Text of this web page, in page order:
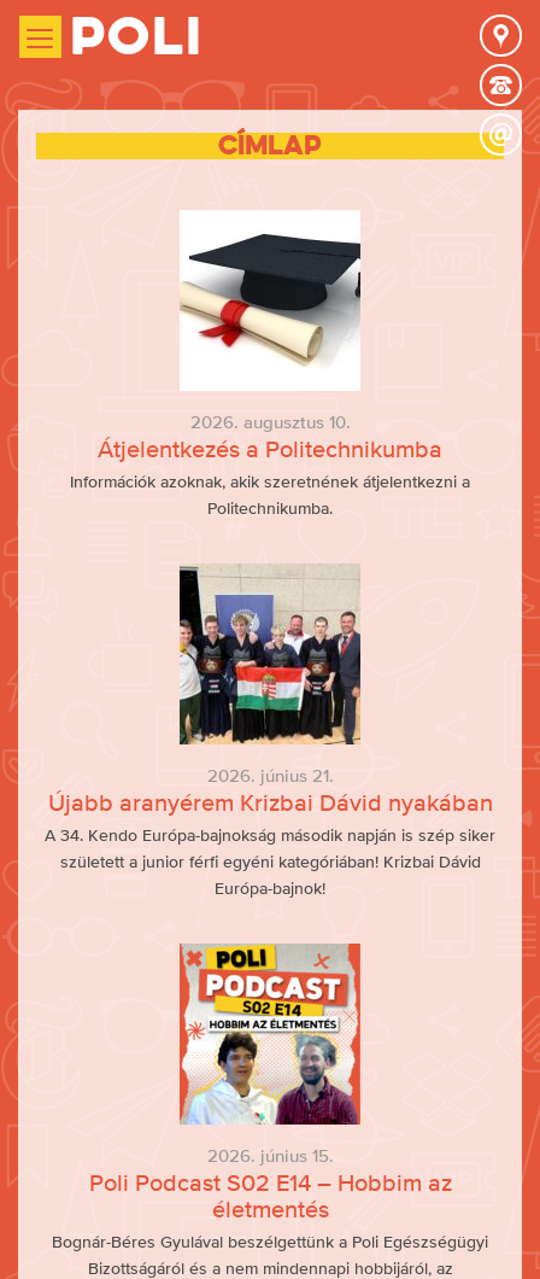
Poli
Címlap
2026. augusztus 10.
Átjelentkezés a Politechnikumba
Információk azoknak, akik szeretnének átjelentkezni a
Politechnikumba.
2026. június 21.
Újabb aranyérem Krizbai Dávid nyakában
A 34. Kendo Európa-bajnokság második napján is szép siker
született a junior férfi egyéni kategóriában! Krizbai Dávid
Európa-bajnok!
2026. június 15.
Poli Podcast S02 E14 – Hobbim az
életmentés
Bognár-Béres Gyulával beszélgettünk a Poli Egészségügyi
Bizottságáról és a nem mindennapi hobbijáról, az